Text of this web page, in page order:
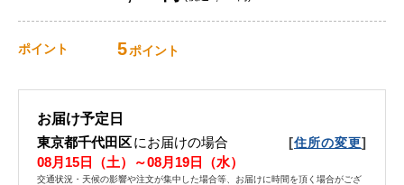
ポイント 5ポイント
お届け予定日
東京都千代田区にお届けの場合 [住所の変更]
08月15日（土）～08月19日（水）
交通状況・天候の影響や注文が集中した場合等、お届けに時間を頂く場合がござ